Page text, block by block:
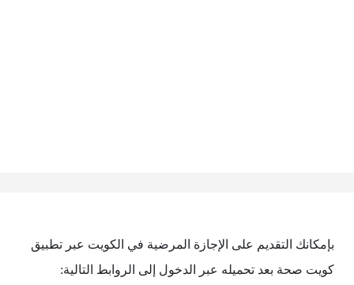
بإمكانك التقديم على الإجازة المرضية في الكويت عبر تطبيق
كويت صحة بعد تحميله عبر الدخول إلى الروابط التالية: